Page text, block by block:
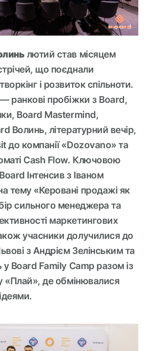
лютий став місяцем
що поєднали
і розвиток спільноти.
ранкові пробіжки з Board,
Board Mastermind,
Волинь, літературний вечір,
до компанії «Dozovano» та
Cash Flow. Ключовою
Інтенсив з Іваном
тему «Керовані продажі як
сильного менеджера та
маркетингових
учасники долучилися до
з Андрієм Зелінським та
у Board Family Camp разом із
«Плай», де обмінювалися